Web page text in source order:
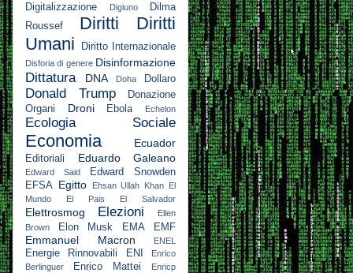
Digitalizzazione Digiuno
Dilma
Roussef
Diritti
Diritti
Umani
Diritto Internazionale
Disforia di genere Disinformazione
Dittatura DNA Doha Dollaro
Donald Trump
Donazione
Organi
Droni Ebola Echelon
Ecologia Sociale
Economia Ecuador
Editoriali Eduardo Galeano
Edward Said
Edward Snowden
EFSA Egitto Ehsan Ullah Khan El
Mundo
El Pais El Salvador
Elettrosmog Elezioni
Ellen
Brown
Elon Musk EMA EMF
Emmanuel Macron ENEL
Energie Rinnovabili ENI
Enrico
Berlinguer
Enrico Mattei
Enricp